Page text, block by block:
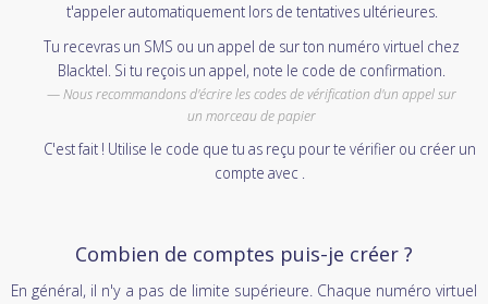
t'appeler automatiquement lors de tentatives ultérieures.
Tu recevras un SMS ou un appel de sur ton numéro virtuel chez
Blacktel. Si tu reçois un appel, note le code de confirmation.
Nous recommandons d'écrire les codes de vérification d'un appel sur
un morceau de papier
C'est fait ! Utilise le code que tu as reçu pour te vérifier ou créer un
compte avec .
Combien de comptes puis-je créer ?
En général, il n'y a pas de limite supérieure. Chaque numéro virtuel